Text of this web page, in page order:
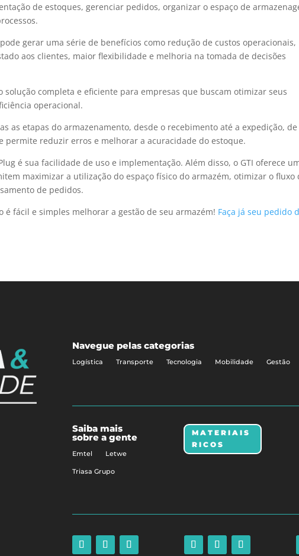
de estoques, gerenciar pedidos, organizar o espaço de
gerar uma série de benefícios como redução de custos operacionais,
aos clientes, maior flexibilidade e melhoria na tomada de decisões
solução completa e eficiente para empresas que buscam otimizar seus
operacional.
as etapas do armazenamento, desde o recebimento até a expedição, de
permite reduzir erros e melhorar a acuracidade do estoque.
é sua facilidade de uso e implementação. Além disso, o GTI oferece
maximizar a utilização do espaço físico do armazém, otimizar o fluxo
de pedidos.
é fácil e simples melhorar a gestão de seu armazém! Faça já seu pedido
Navegue pelas categorias
Logística Transporte Tecnologia Mobilidade Gestão
Saiba mais
sobre a gente
Emtel Letwe
Triasa Grupo
MATERIAIS
RICOS